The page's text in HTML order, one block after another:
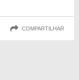
COMPARTILHAR